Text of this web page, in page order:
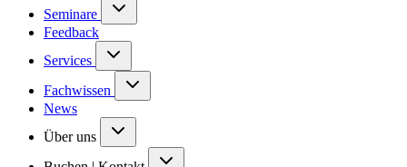
Seminare
Feedback
Services
Fachwissen
News
Über uns